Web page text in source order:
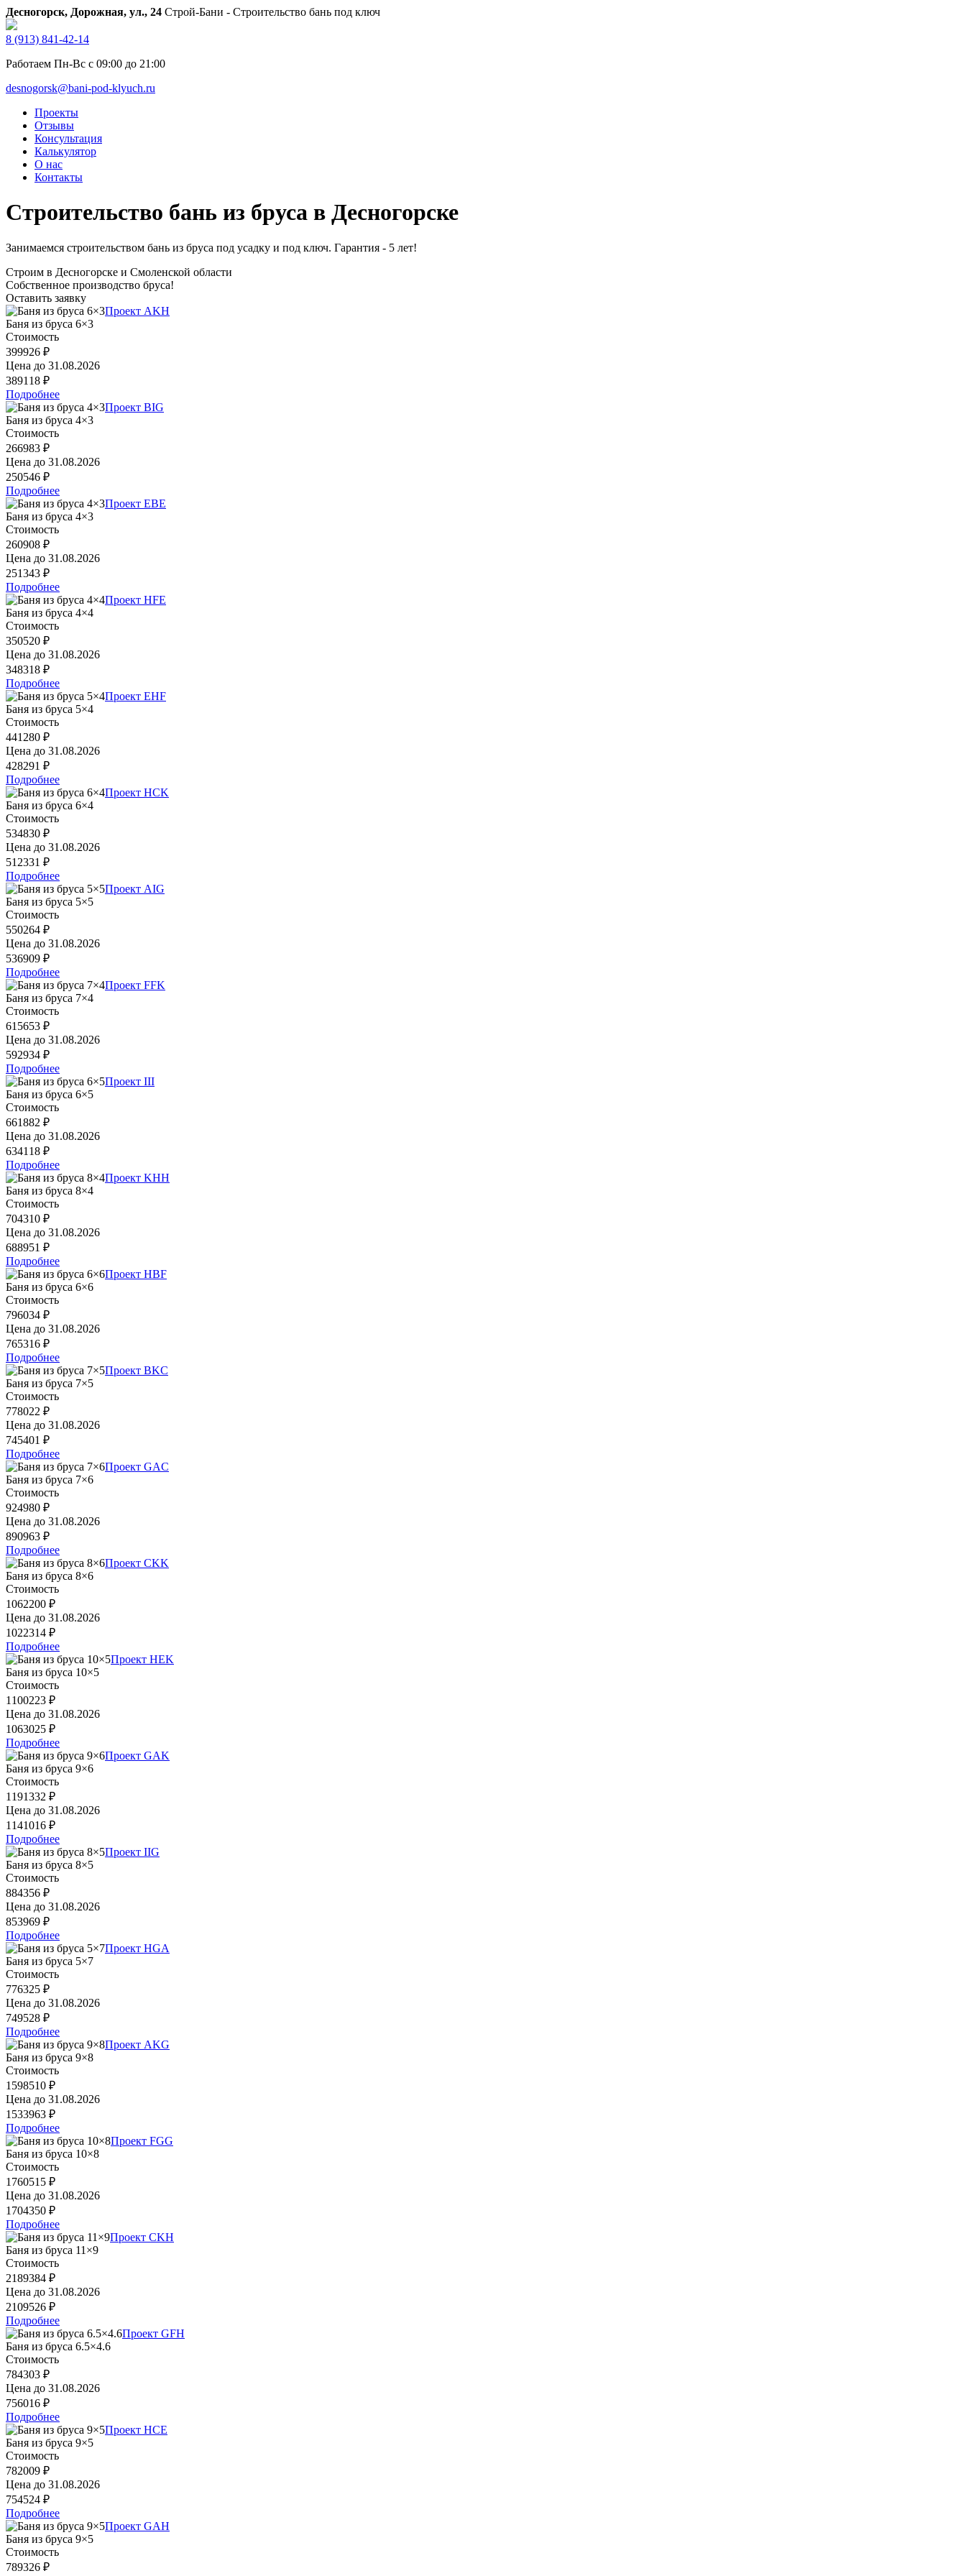
Десногорск, Дорожная, ул., 24 Строй-Бани - Строительство бань под ключ
8 (913) 841-42-14
Работаем Пн-Вс с 09:00 до 21:00
desnogorsk@bani-pod-klyuch.ru
Проекты
Отзывы
Консультация
Калькулятор
О нас
Контакты
Строительство бань из бруса в Десногорске
Занимаемся строительством бань из бруса под усадку и под ключ. Гарантия - 5 лет!
Строим в Десногорске и Смоленской области
Собственное производство бруса!
Оставить заявку
Проект AKH
Баня из бруса 6×3
Стоимость
399926 ₽
Цена до 31.08.2026
389118 ₽
Подробнее
Проект BIG
Баня из бруса 4×3
Стоимость
266983 ₽
Цена до 31.08.2026
250546 ₽
Подробнее
Проект EBE
Баня из бруса 4×3
Стоимость
260908 ₽
Цена до 31.08.2026
251343 ₽
Подробнее
Проект HFE
Баня из бруса 4×4
Стоимость
350520 ₽
Цена до 31.08.2026
348318 ₽
Подробнее
Проект EHF
Баня из бруса 5×4
Стоимость
441280 ₽
Цена до 31.08.2026
428291 ₽
Подробнее
Проект HCK
Баня из бруса 6×4
Стоимость
534830 ₽
Цена до 31.08.2026
512331 ₽
Подробнее
Проект AIG
Баня из бруса 5×5
Стоимость
550264 ₽
Цена до 31.08.2026
536909 ₽
Подробнее
Проект FFK
Баня из бруса 7×4
Стоимость
615653 ₽
Цена до 31.08.2026
592934 ₽
Подробнее
Проект III
Баня из бруса 6×5
Стоимость
661882 ₽
Цена до 31.08.2026
634118 ₽
Подробнее
Проект KHH
Баня из бруса 8×4
Стоимость
704310 ₽
Цена до 31.08.2026
688951 ₽
Подробнее
Проект HBF
Баня из бруса 6×6
Стоимость
796034 ₽
Цена до 31.08.2026
765316 ₽
Подробнее
Проект BKC
Баня из бруса 7×5
Стоимость
778022 ₽
Цена до 31.08.2026
745401 ₽
Подробнее
Проект GAC
Баня из бруса 7×6
Стоимость
924980 ₽
Цена до 31.08.2026
890963 ₽
Подробнее
Проект CKK
Баня из бруса 8×6
Стоимость
1062200 ₽
Цена до 31.08.2026
1022314 ₽
Подробнее
Проект HEK
Баня из бруса 10×5
Стоимость
1100223 ₽
Цена до 31.08.2026
1063025 ₽
Подробнее
Проект GAK
Баня из бруса 9×6
Стоимость
1191332 ₽
Цена до 31.08.2026
1141016 ₽
Подробнее
Проект IIG
Баня из бруса 8×5
Стоимость
884356 ₽
Цена до 31.08.2026
853969 ₽
Подробнее
Проект HGA
Баня из бруса 5×7
Стоимость
776325 ₽
Цена до 31.08.2026
749528 ₽
Подробнее
Проект AKG
Баня из бруса 9×8
Стоимость
1598510 ₽
Цена до 31.08.2026
1533963 ₽
Подробнее
Проект FGG
Баня из бруса 10×8
Стоимость
1760515 ₽
Цена до 31.08.2026
1704350 ₽
Подробнее
Проект CKH
Баня из бруса 11×9
Стоимость
2189384 ₽
Цена до 31.08.2026
2109526 ₽
Подробнее
Проект GFH
Баня из бруса 6.5×4.6
Стоимость
784303 ₽
Цена до 31.08.2026
756016 ₽
Подробнее
Проект HCE
Баня из бруса 9×5
Стоимость
782009 ₽
Цена до 31.08.2026
754524 ₽
Подробнее
Проект GAH
Баня из бруса 9×5
Стоимость
789326 ₽